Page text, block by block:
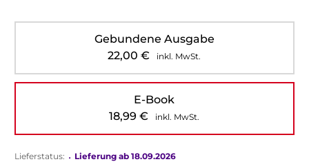
Gebundene Ausgabe
22,00€ inkl. MwSt.
E-Book
18,99€ inkl. MwSt.
Lieferstatus: • Lieferung ab 18.09.2026